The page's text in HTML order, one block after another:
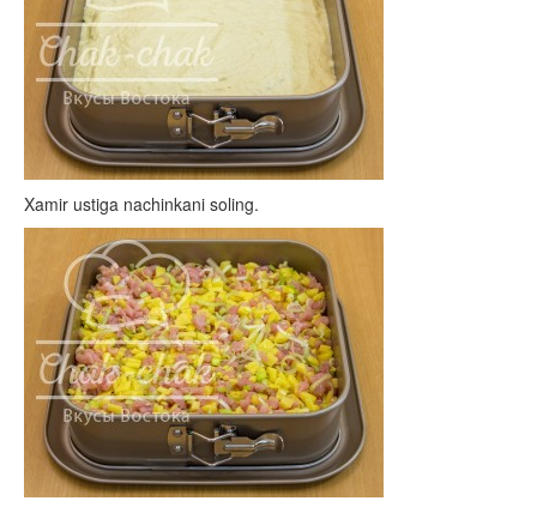
Xamir ustiga nachinkani soling.